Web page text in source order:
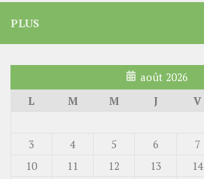
PLUS
août 2026
L
M M J V
3
4 5 6 7
10
11 12 13 14